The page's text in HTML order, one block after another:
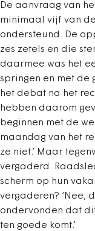
De aanvraag van
minimaal vijf van
ondersteund. De
zes zetels en die
daarmee was het
springen en met de
het debat na het
hebben daarom
beginnen met de
maandag van het
ze niet.’ Maar
vergaderd.
scherm op hun
vergaderen? ‘Nee,
ondervonden dat
ten goede komt.’